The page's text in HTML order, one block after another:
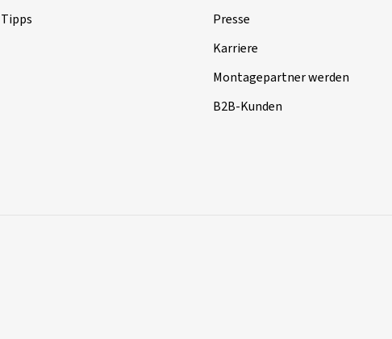
Presse
Karriere
Montagepartner werden
B2B-Kunden